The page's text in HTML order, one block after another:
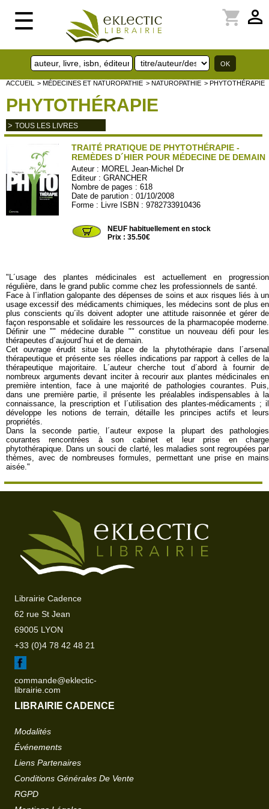
☰ perm_identity
shopping_cart
ACCUEIL > MÉDECINES ET NATUROPATHIE > NATUROPATHIE > PHYTOTHÉRAPIE
PHYTOTHÉRAPIE
> TOUS LES LIVRES
TRAITÉ PRATIQUE DE PHYTOTHÉRAPIE -
REMÈDES D´HIER POUR MÉDECINE DE DEMAIN
Auteur : MOREL Jean-Michel Dr
Editeur :GRANCHER
Nombre de pages : 618
Date de parution : 01/10/2008
Forme : Livre ISBN : 9782733910436
NEUF habituellement en stock
Prix : 35.50€
"L´usage des plantes médicinales est actuellement en progression
régulière, dans le grand public comme chez les professionnels de santé.
Face à l´inflation galopante des dépenses de soins et aux risques liés à un
usage excessif des médicaments chimiques, les médecins sont de plus en
plus conscients qu´ils doivent adopter une attitude raisonnée et gérer de
façon responsable et solidaire les ressources de la pharmacopée moderne.
Définir une "" médecine durable "" constitue un nouveau défi pour les
thérapeutes d´aujourd´hui et de demain.
Cet ouvrage érudit situe la place de la phytothérapie dans l´arsenal
thérapeutique et présente ses réelles indications par rapport à celles de la
thérapeutique majoritaire. L´auteur cherche tout d´abord à fournir de
nombreux arguments devant inciter à recourir aux plantes médicinales en
première intention, face à une majorité de pathologies courantes. Puis,
dans une première partie, il présente les préalables indispensables à la
connaissance, la prescription et l´utilisation des plantes-médicaments ; il
développe les notions de terrain, détaille les principes actifs et leurs
propriétés.
Dans la seconde partie, l´auteur expose la plupart des pathologies
courantes rencontrées à son cabinet et leur prise en charge
phytothérapique. Dans un souci de clarté, les maladies sont regroupées par
thèmes, avec de nombreuses formules, permettant une prise en mains
aisée."
Librairie Cadence
62 rue St Jean
69005 LYON
+33 (0)4 78 42 48 21
commande@eklectic-
librairie.com
LIBRAIRIE CADENCE
Modalités
Événements
Liens Partenaires
Conditions Générales De Vente
RGPD